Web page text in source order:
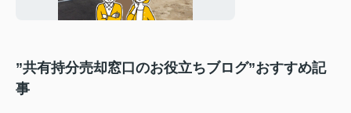
”共有持分売却窓口のお役立ちブログ”おすすめ記
事